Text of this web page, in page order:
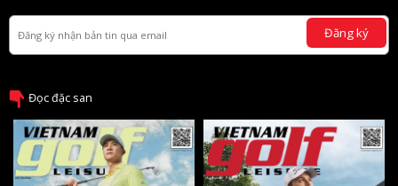
Đăng ký
Đọc đặc san